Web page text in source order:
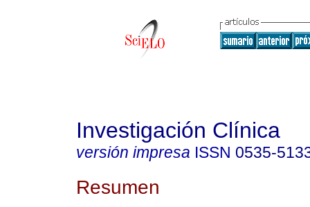
Investigación Clínica
versión impresa ISSN 0535-
Resumen